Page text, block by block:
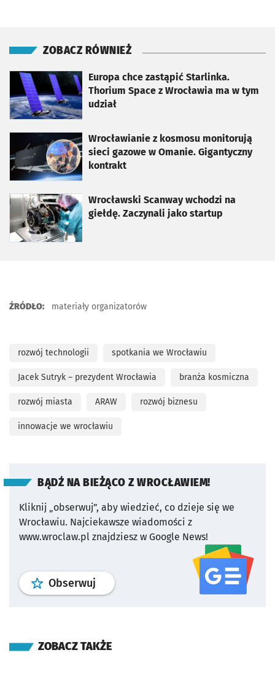
ZOBACZ RÓWNIEŻ
Europa chce zastąpić Starlinka.
Thorium Space z Wrocławia ma w tym
udział
otworzy się w nowej karcie
Wrocławianie z kosmosu monitorują
sieci gazowe w Omanie. Gigantyczny
kontrakt
otworzy się w nowej karcie
Wrocławski Scanway wchodzi na
giełdę. Zaczynali jako startup
otworzy się w nowej karcie
ŹRÓDŁO: materiały organizatorów
rozwój technologii spotkania we Wrocławiu
Jacek Sutryk – prezydent Wrocławia branża kosmiczna
rozwój miasta ARAW rozwój biznesu
innowacje we wrocławiu
BĄDŹ NA BIEŻĄCO Z WROCŁAWIEM!
Kliknij „obserwuj”, aby wiedzieć, co dzieje się we
Wrocławiu. Najciekawsze wiadomości z
www.wroclaw.pl znajdziesz w Google News!
Obserwuj profil serwisu
ZOBACZ TAKŻE